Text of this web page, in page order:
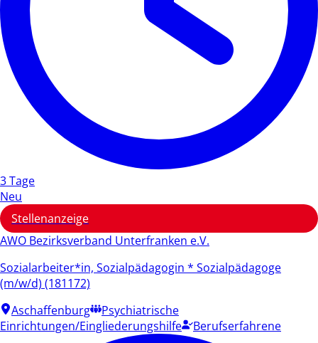
3 Tage
Neu
Stellenanzeige
AWO Bezirksverband Unterfranken e.V.
Sozialarbeiter*in, Sozialpädagogin * Sozialpädagoge
(m/w/d) (181172)
Aschaffenburg
Psychiatrische
Einrichtungen/Eingliederungshilfe
Berufserfahrene